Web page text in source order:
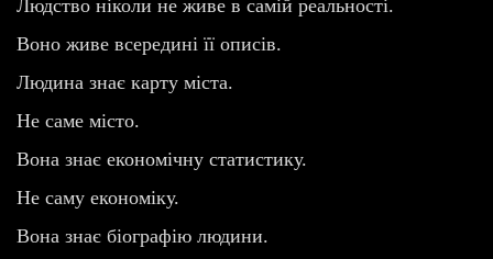
Людство ніколи не живе в самій реальності.
Воно живе всередині її описів.
Людина знає карту міста.
Не саме місто.
Вона знає економічну статистику.
Не саму економіку.
Вона знає біографію людини.